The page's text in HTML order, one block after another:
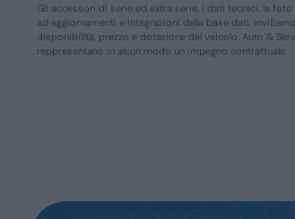
Gli accessori di serie ed extra serie, i dati tecnici, le
ad aggiornamenti e integrazioni della base dati.
disponibilità, prezzo e dotazione del veicolo. Auto &
reppresentano in alcun modo un impegno contrattuale.